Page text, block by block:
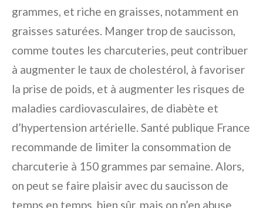
grammes, et riche en graisses, notamment en
graisses saturées. Manger trop de saucisson,
comme toutes les charcuteries, peut contribuer
à augmenter le taux de cholestérol, à favoriser
la prise de poids, et à augmenter les risques de
maladies cardiovasculaires, de diabète et
d’hypertension artérielle. Santé publique France
recommande de limiter la consommation de
charcuterie à 150 grammes par semaine. Alors,
on peut se faire plaisir avec du saucisson de
temps en temps, bien sûr, mais on n’en abuse